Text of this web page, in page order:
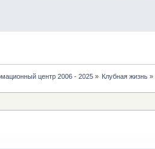
центр 2006 - 2025» Клубная жизнь »